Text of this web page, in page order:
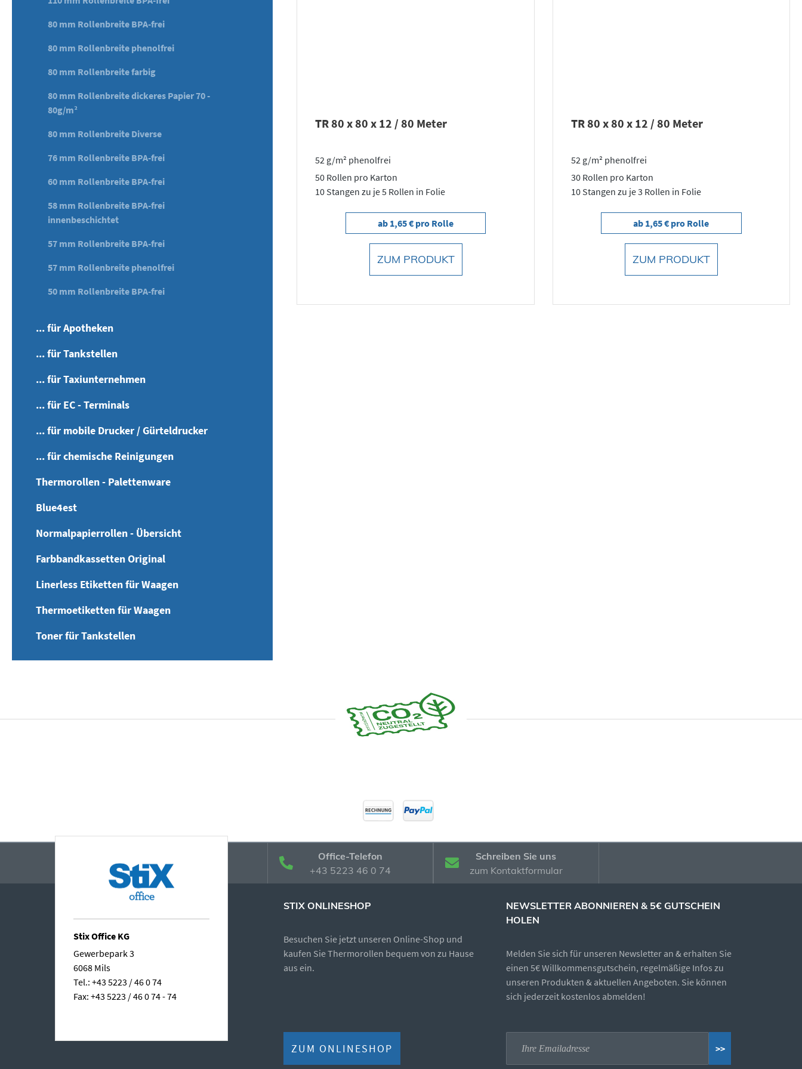
80 mm Rollenbreite BPA-frei
80 mm Rollenbreite phenolfrei
80 mm Rollenbreite farbig
80 mm Rollenbreite dickeres Papier 70 -
80g/m²
80 mm Rollenbreite Diverse
76 mm Rollenbreite BPA-frei
60 mm Rollenbreite BPA-frei
58 mm Rollenbreite BPA-frei
innenbeschichtet
57 mm Rollenbreite BPA-frei
57 mm Rollenbreite phenolfrei
50 mm Rollenbreite BPA-frei
... für Apotheken
... für Tankstellen
... für Taxiunternehmen
... für EC - Terminals
... für mobile Drucker / Gürteldrucker
... für chemische Reinigungen
Thermorollen - Palettenware
Blue4est
Normalpapierrollen - Übersicht
Farbbandkassetten Original
Linerless Etiketten für Waagen
Thermoetiketten für Waagen
Toner für Tankstellen
TR 80 x 80 x 12 / 80 Meter
52 g/m² phenolfrei
50 Rollen pro Karton
10 Stangen zu je 5 Rollen in Folie
ab 1,65 € pro Rolle
ZUM PRODUKT
TR 80 x 80 x 12 / 80 Meter
52 g/m² phenolfrei
30 Rollen pro Karton
10 Stangen zu je 3 Rollen in Folie
ab 1,65 € pro Rolle
ZUM PRODUKT
Office-Telefon
+43 5223 46 0 74
Schreiben Sie uns
zum Kontaktformular
Stix Office KG
Gewerbepark 3
6068 Mils
Tel.: +43 5223 / 46 0 74
Fax: +43 5223 / 46 0 74 - 74
STIX ONLINESHOP
Besuchen Sie jetzt unseren Online-Shop und
kaufen Sie Thermorollen bequem von zu Hause
aus ein.
ZUM ONLINESHOP
NEWSLETTER ABONNIEREN & 5€ GUTSCHEIN
HOLEN
Melden Sie sich für unseren Newsletter an & erhalten Sie
einen 5€ Willkommensgutschein, regelmäßige Infos zu
unseren Produkten & aktuellen Angeboten. Sie können
sich jederzeit kostenlos abmelden!
>>